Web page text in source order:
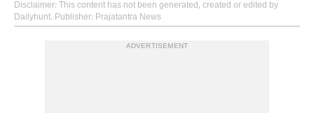
Disclaimer: This content has not been generated, created or edited by
Dailyhunt. Publisher: Prajatantra News
ADVERTISEMENT